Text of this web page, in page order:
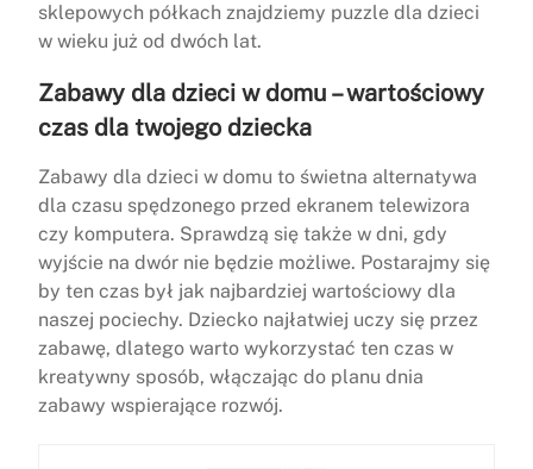
sklepowych półkach znajdziemy puzzle dla dzieci
w wieku już od dwóch lat.
Zabawy dla dzieci w domu – wartościowy
czas dla twojego dziecka
Zabawy dla dzieci w domu to świetna alternatywa
dla czasu spędzonego przed ekranem telewizora
czy komputera. Sprawdzą się także w dni, gdy
wyjście na dwór nie będzie możliwe. Postarajmy się
by ten czas był jak najbardziej wartościowy dla
naszej pociechy. Dziecko najłatwiej uczy się przez
zabawę, dlatego warto wykorzystać ten czas w
kreatywny sposób, włączając do planu dnia
zabawy wspierające rozwój.